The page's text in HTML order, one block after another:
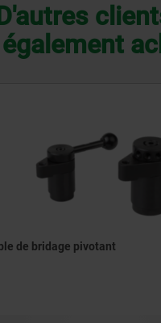
également
de bridage pivotant